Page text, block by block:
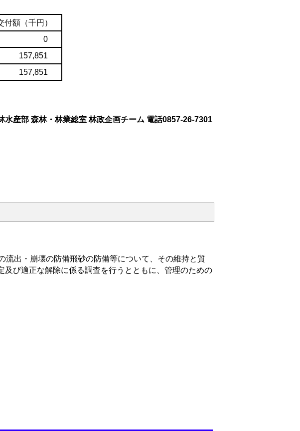
付額（千円）
0
157,851
157,851
水産部 森林・林業総室 林政企画チーム 電話0857-26-7301
出・崩壊の防備飛砂の防備等について、その維持と質
び適正な解除に係る調査を行うとともに、管理のための